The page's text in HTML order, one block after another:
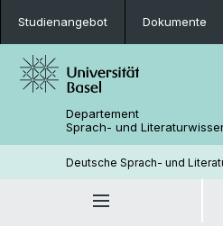
Studienangebot Dokumente
Departement
Sprach- und
Deutsche Sprach- und